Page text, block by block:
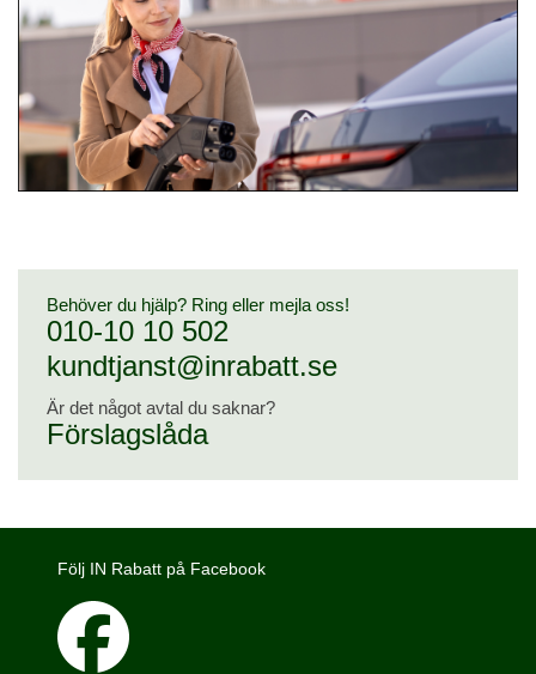
Behöver du hjälp? Ring eller mejla oss!
010-10 10 502
kundtjanst@inrabatt.se
Är det något avtal du saknar?
Förslagslåda
Följ IN Rabatt på Facebook